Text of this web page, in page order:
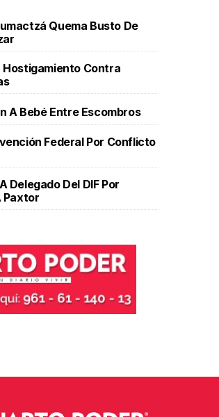
.Dos años de aventuras
Quema Busto De
Hostigamiento Contra
A Bebé Entre Escombros
Federal Por Conflicto
Delegado Del DIF Por
Paxtor